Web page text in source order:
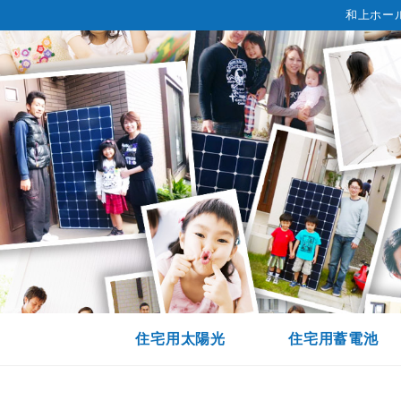
和上ホー
住宅用太陽光 住宅用蓄電池